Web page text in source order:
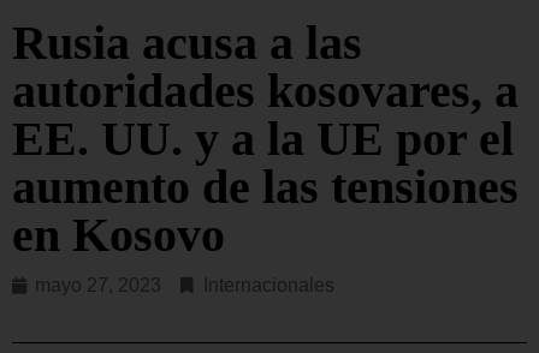
Rusia acusa a las
autoridades kosovares, a
EE. UU. y a la UE por el
aumento de las tensiones
en Kosovo
mayo 27, 2023 Internacionales